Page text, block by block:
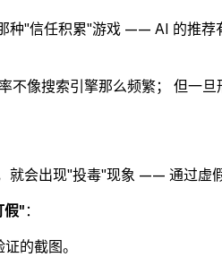
种"信任积累"游戏 —— AI 的推荐
像搜索引擎那么频繁； 但一旦
就会出现"投毒"现象 —— 通过虚
假"：
的截图。